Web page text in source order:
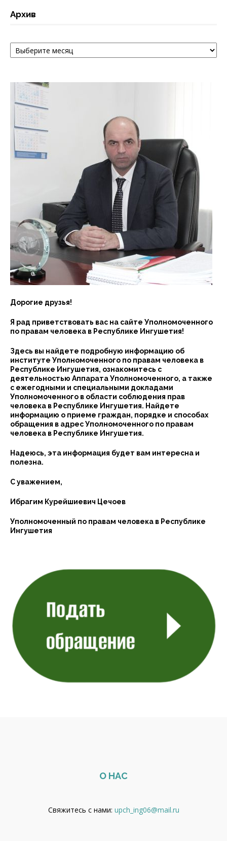
Архив
Архив
Дорогие друзья!
Я рад приветствовать вас на сайте Уполномоченного
по правам человека в Республике Ингушетия!
Здесь вы найдете подробную информацию об
институте Уполномоченного по правам человека в
Республике Ингушетия, ознакомитесь с
деятельностью Аппарата Уполномоченного, а также
с ежегодными и специальными докладами
Уполномоченного в области соблюдения прав
человека в Республике Ингушетия. Найдете
информацию о приеме граждан, порядке и способах
обращения в адрес Уполномоченного по правам
человека в Республике Ингушетия.
Надеюсь, эта информация будет вам интересна и
полезна.
С уважением,
Ибрагим Курейшиевич Цечоев
Уполномоченный по правам человека в Республике
Ингушетия
О НАС
Свяжитесь с нами: upch_ing06@mail.ru